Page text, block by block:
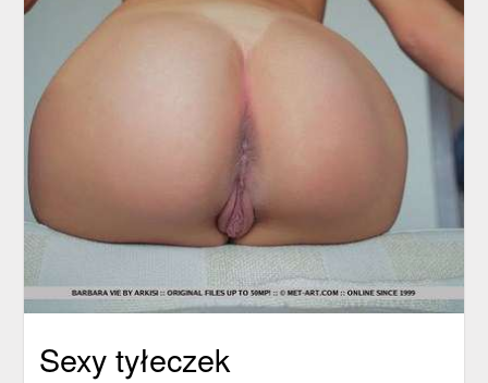
Sexy tyłeczek